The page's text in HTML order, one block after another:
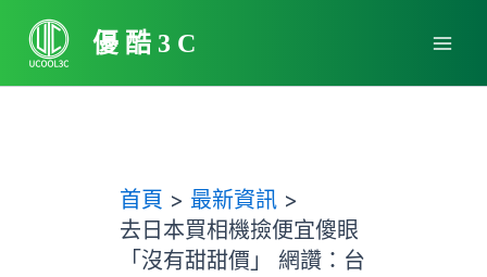
要
優酷3C
首頁
最新資訊
去日本買相機撿便宜傻眼
「沒有甜甜價」 網讚：台